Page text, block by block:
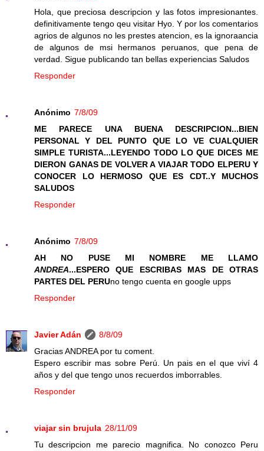
Hola, que preciosa descripcion y las fotos impresionantes.
definitivamente tengo qeu visitar Hyo. Y por los comentarios
agrios de algunos no les prestes atencion, es la ignoraancia
de algunos de msi hermanos peruanos, que pena de
verdad. Sigue publicando tan bellas experiencias Saludos
Responder
Anónimo 7/8/09
ME PARECE UNA BUENA DESCRIPCION...BIEN
PERSONAL Y DEL PUNTO QUE LO VE CUALQUIER
SIMPLE TURISTA...LEYENDO TODO LO QUE DICES ME
DIERON GANAS DE VOLVER A VIAJAR TODO ELPERU Y
CONOCER LO HERMOSO QUE ES CDT..Y MUCHOS
SALUDOS
Responder
Anónimo 7/8/09
AH NO PUSE MI NOMBRE ME LLAMO
ANDREA...ESPERO QUE ESCRIBAS MAS DE OTRAS
PARTES DEL PERUno tengo cuenta en google upps
Responder
Javier Adán
8/8/09
Gracias ANDREA por tu coment.
Espero escribir mas sobre Perú. Un pais en el que viví 4
años y del que tengo unos recuerdos imborrables.
Responder
viajar sin brujula 28/11/09
Tu descripcion me parecio magnifica. No conozco Peru